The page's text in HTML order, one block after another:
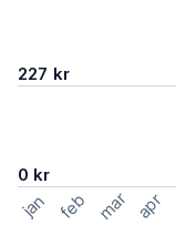
227 kr
0 kr
jan feb mar apr